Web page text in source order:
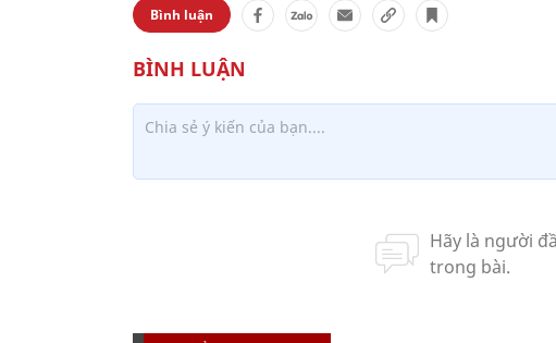
Bình luận